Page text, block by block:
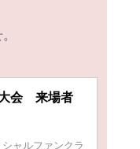
会 来場者
ャルファンクラ